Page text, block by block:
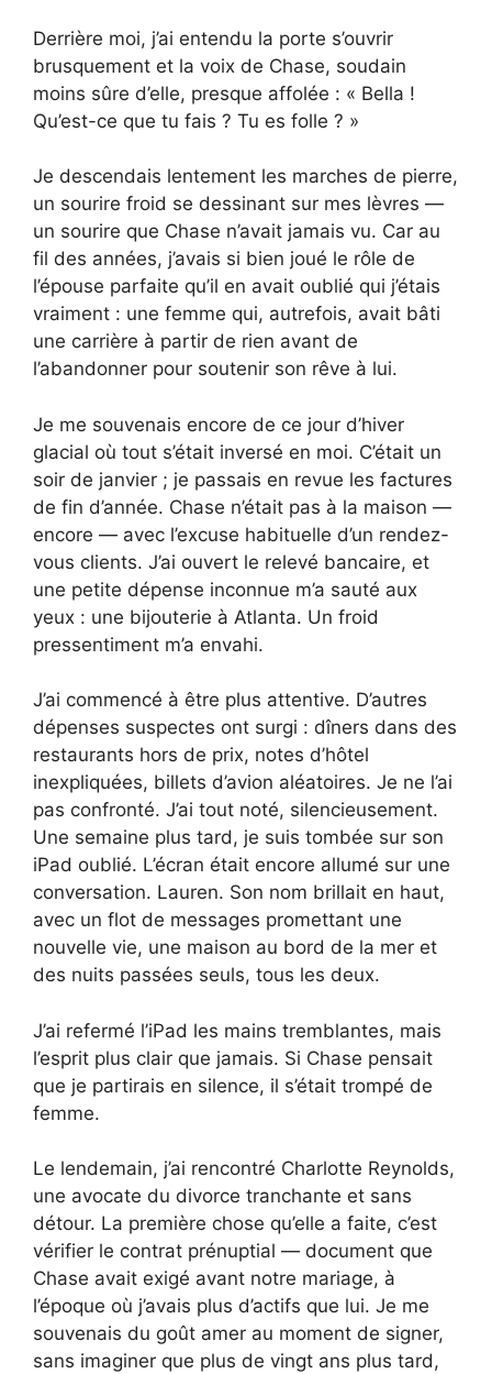
Derrière moi, j’ai entendu la porte s’ouvrir
brusquement et la voix de Chase, soudain
moins sûre d’elle, presque affolée : « Bella !
Qu’est-ce que tu fais ? Tu es folle ? »
Je descendais lentement les marches de pierre,
un sourire froid se dessinant sur mes lèvres —
un sourire que Chase n’avait jamais vu. Car au
fil des années, j’avais si bien joué le rôle de
l’épouse parfaite qu’il en avait oublié qui j’étais
vraiment : une femme qui, autrefois, avait bâti
une carrière à partir de rien avant de
l’abandonner pour soutenir son rêve à lui.
Je me souvenais encore de ce jour d’hiver
glacial où tout s’était inversé en moi. C’était un
soir de janvier ; je passais en revue les factures
de fin d’année. Chase n’était pas à la maison —
encore — avec l’excuse habituelle d’un rendez-
vous clients. J’ai ouvert le relevé bancaire, et
une petite dépense inconnue m’a sauté aux
yeux : une bijouterie à Atlanta. Un froid
pressentiment m’a envahi.
J’ai commencé à être plus attentive. D’autres
dépenses suspectes ont surgi : dîners dans des
restaurants hors de prix, notes d’hôtel
inexpliquées, billets d’avion aléatoires. Je ne l’ai
pas confronté. J’ai tout noté, silencieusement.
Une semaine plus tard, je suis tombée sur son
iPad oublié. L’écran était encore allumé sur une
conversation. Lauren. Son nom brillait en haut,
avec un flot de messages promettant une
nouvelle vie, une maison au bord de la mer et
des nuits passées seuls, tous les deux.
J’ai refermé l’iPad les mains tremblantes, mais
l’esprit plus clair que jamais. Si Chase pensait
que je partirais en silence, il s’était trompé de
femme.
Le lendemain, j’ai rencontré Charlotte Reynolds,
une avocate du divorce tranchante et sans
détour. La première chose qu’elle a faite, c’est
vérifier le contrat prénuptial — document que
Chase avait exigé avant notre mariage, à
l’époque où j’avais plus d’actifs que lui. Je me
souvenais du goût amer au moment de signer,
sans imaginer que plus de vingt ans plus tard,